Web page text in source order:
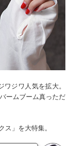
ワジワ人気を拡大。
ームブーム真っただ
」を大特集。